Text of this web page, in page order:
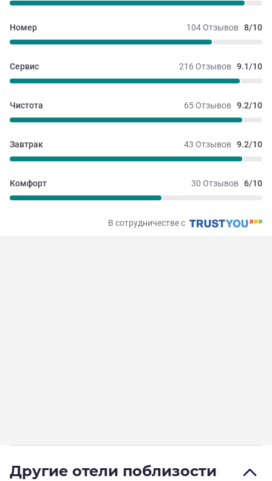
104 Отзывов 8/10
Номер
216 Отзывов 9.1/10
Сервис
65 Отзывов 9.2/10
Чистота
43 Отзывов 9.2/10
Завтрак
30 Отзывов 6/10
Комфорт
В сотрудничестве с
Другие отели поблизости